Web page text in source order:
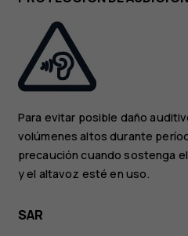
Para evitar posible daño
volúmenes altos durante
precaución cuando sostenga
y el altavoz esté en uso.
SAR